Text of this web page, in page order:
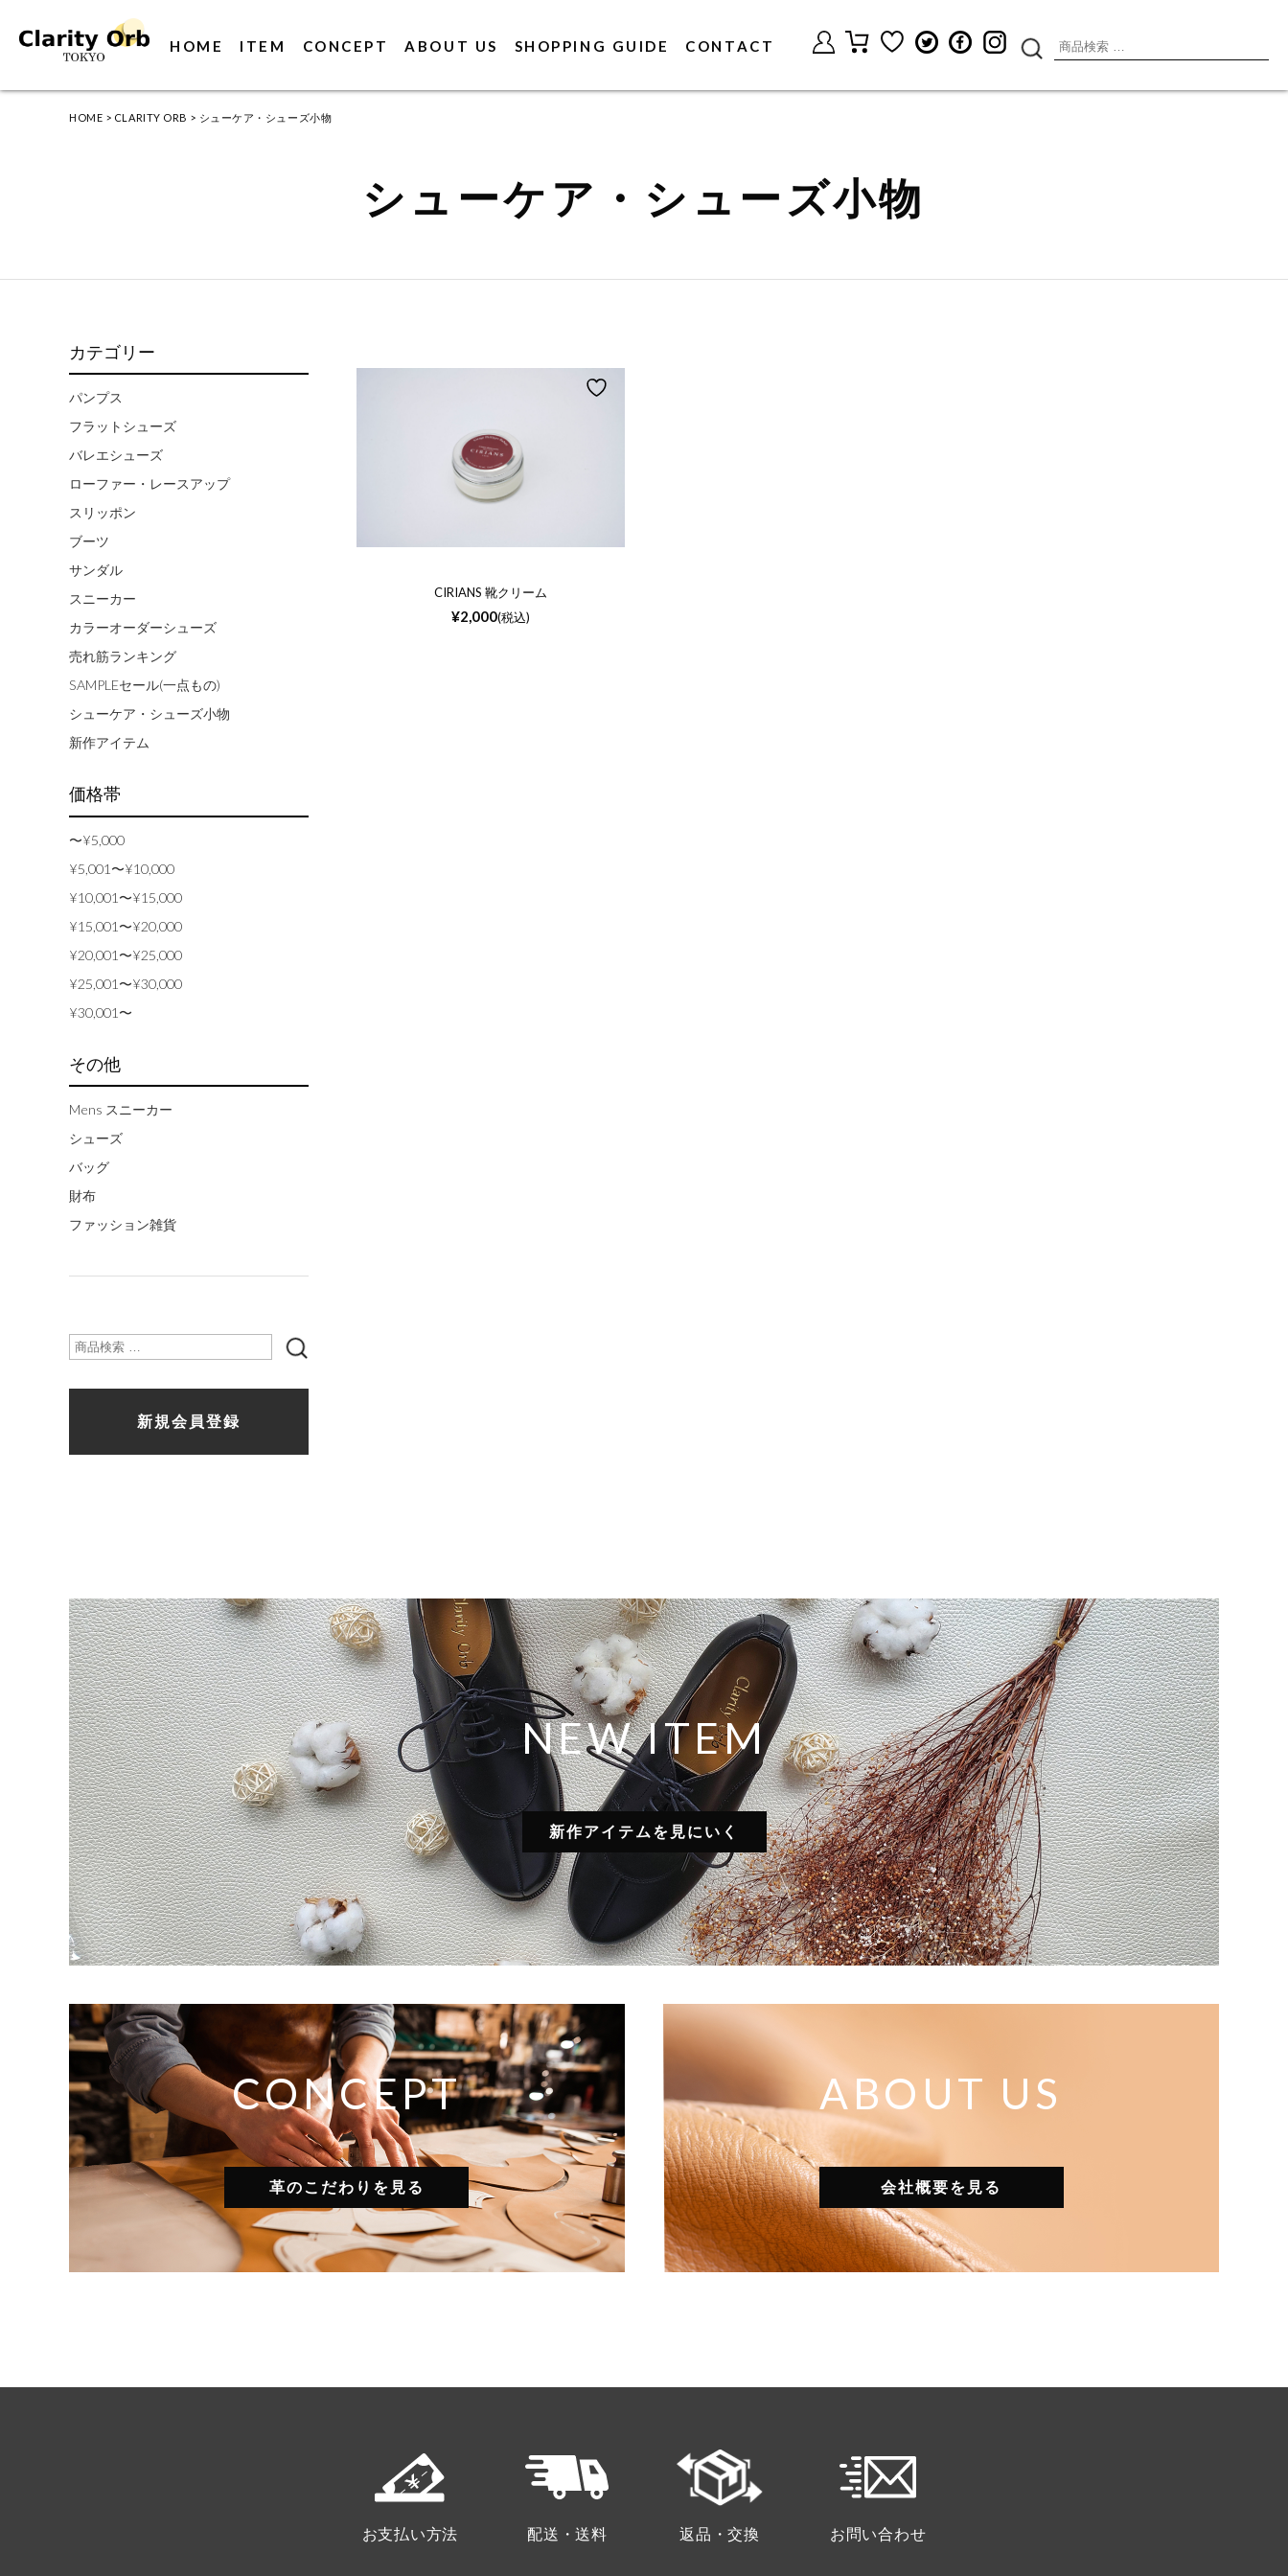
HOME ITEM CONCEPT ABOUT US SHOPPING GUIDE CONTACT
検
対
HOME > CLARITY ORB > シューケア・シューズ小物
シューケア・シューズ小物
カテゴリー
パンプス
フラットシューズ
バレエシューズ
ローファー・レースアップ
スリッポン
ブーツ
サンダル
スニーカー
カラーオーダーシューズ
売れ筋ランキング
SAMPLEセール(一点もの)
シューケア・シューズ小物
新作アイテム
価格帯
〜¥5,000
¥5,001〜¥10,000
¥10,001〜¥15,000
¥15,001〜¥20,000
¥20,001〜¥25,000
¥25,001〜¥30,000
¥30,001〜
その他
Mens スニーカー
シューズ
バッグ
財布
ファッション雑貨
新規会員登録
CIRIANS 靴クリーム
¥2,000(税込)
NEW ITEM
新作アイテムを見にいく
CONCEPT
革のこだわりを見る
ABOUT US
会社概要を見る
お支払い方法 配送・送料 返品・交換 お問い合わせ